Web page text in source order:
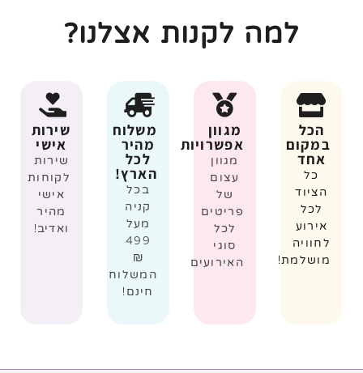
למה לקנות אצלנו?
הכל
במקום
אחד
כל
הציוד
לכל
אירוע
לחוויה
מושלמת!
מגוון
אפשרויות
מגוון
עצום
של
פריטים
לכל
סוגי
האירועים
משלוח
מהיר
לכל
הארץ!
בכל
קניה
מעל
499
₪
המשלוח
חינם!
שירות
אישי
שירות
לקוחות
אישי
מהיר
ואדיב!